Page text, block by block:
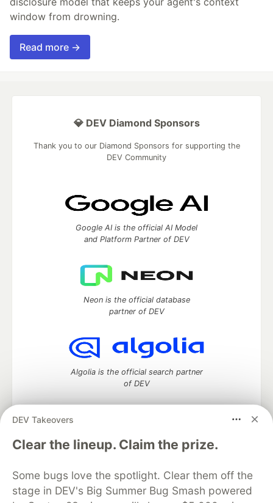
window from drowning.
Read more →
DEV Takeovers
Clear the lineup. Claim the prize.
Some bugs love the spotlight. Clear them off the
stage in DEV's Big Summer Bug Smash powered
💎 DEV Diamond Sponsors
Thank you to our Diamond Sponsors for supporting the
DEV Community
Google AI is the official AI Model
and Platform Partner of DEV
Neon is the official database
partner of DEV
Algolia is the official search partner
of DEV
DEV Community— A space to discuss and keep up software
development and manage your software career
DEV Education Tracks
DEV Help
Advertise on DEV
Organization Accounts
DEV Showcase About
Contact